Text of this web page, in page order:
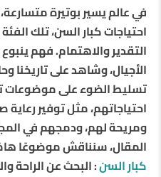
في عالم يسير بوتيرة
احتياجات كبار السن، تلك
التقدير والاهتمام. فهم
الأجيال، وشاهد على تاريخنا
تسليط الضوء على موضوعات
احتياجاتهم، مثل توفير
ومريحة لهم، ودمجهم في
المقال، سنناقش موضوعًا
كبار السن: البحث عن الراحة